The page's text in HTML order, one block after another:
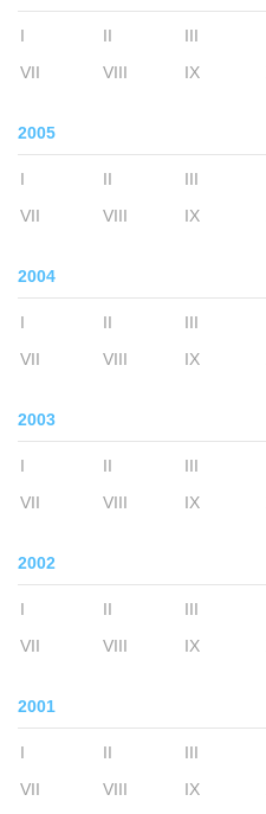
I II III
VII
VIII IX
2005
I II III
VII
VIII IX
2004
I II III
VII
VIII IX
2003
I II III
VII
VIII IX
2002
I II III
VII
VIII IX
2001
I II III
VII
VIII IX